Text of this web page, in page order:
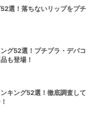
選！落ちないリップをプチ
グ52選！プチプラ・デパコ
も登場！
キング52選！徹底調査して